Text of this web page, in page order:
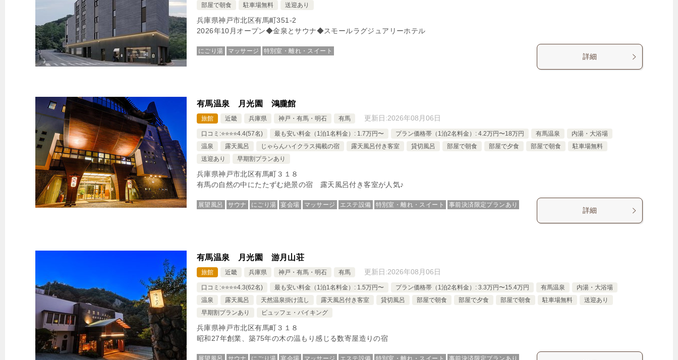
部屋で朝食
駐車場無料 送迎あり
兵庫県神戸市北区有馬町351-2
2026年10月オープン◆金泉とサウナ◆スモールラグジュアリーホテル
詳細
にごり湯 マッサージ 特別室・離れ・スイート
有馬温泉 月光園 鴻朧館
旅館 近畿 兵庫県 神戸・有馬・明石 有馬 更新日:2026年08月06日
口コミ:⭐️⭐️⭐️⭐️4.4(57名) 最も安い料金（1泊1名料金）: 1.7万円〜 プラン価格帯（1泊2名料金）: 4.2万円〜18万円 有馬温泉
内湯・大浴場
温泉
露天風呂 じゃらんハイクラス掲載の宿 露天風呂付き客室 貸切風呂 部屋で朝食 部屋で夕食 部屋で朝食
駐車場無料
送迎あり
早期割プランあり
兵庫県神戸市北区有馬町３１８
有馬の自然の中にたたずむ絶景の宿 露天風呂付き客室が人気♪
詳細
展望風呂 サウナ にごり湯 宴会場 マッサージ エステ設備 特別室・離れ・スイート 事前決済限定プランあり
有馬温泉 月光園 游月山荘
旅館 近畿 兵庫県 神戸・有馬・明石 有馬 更新日:2026年08月06日
口コミ:⭐️⭐️⭐️⭐️4.3(62名) 最も安い料金（1泊1名料金）: 1.5万円〜 プラン価格帯（1泊2名料金）: 3.3万円〜15.4万円 有馬温泉
内湯・大浴場
温泉
露天風呂 天然温泉掛け流し 露天風呂付き客室 貸切風呂 部屋で朝食 部屋で夕食 部屋で朝食 駐車場無料
送迎あり
早期割プランあり
ビュッフェ・バイキング
兵庫県神戸市北区有馬町３１８
昭和27年創業、築75年の木の温もり感じる数寄屋造りの宿
展望風呂 サウナ にごり湯 宴会場 マッサージ エステ設備 特別室・離れ・スイート 事前決済限定プランあり